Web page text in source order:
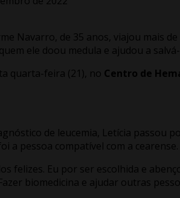
Navarro, de 35 anos, viajou mais
ele doou medula e ajudou a
quarta-feira (21), no Centro de
de leucemia, Letícia passou
a pessoa compatível com a cearense.
felizes. Eu por ser escolhida e
biomedicina e ajudar outras